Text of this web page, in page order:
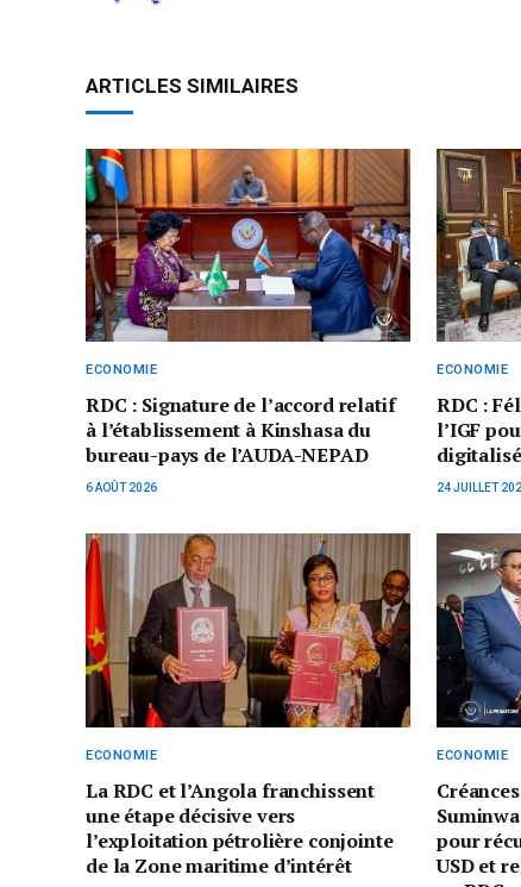
ARTICLES SIMILAIRES
ECONOMIE
RDC : Signature de l’accord relatif
à l’établissement à Kinshasa du
bureau-pays de l’AUDA-NEPAD
6 AOÛT 2026
ECONOMIE
RDC :
l’IGF
digitalisé
24 JUILLET
ECONOMIE
La RDC et l’Angola franchissent
une étape décisive vers
l’exploitation pétrolière conjointe
de la Zone maritime d’intérêt
ECONOMIE
pour
USD et